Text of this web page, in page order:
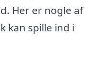
Her er nogle af
kan spille ind i